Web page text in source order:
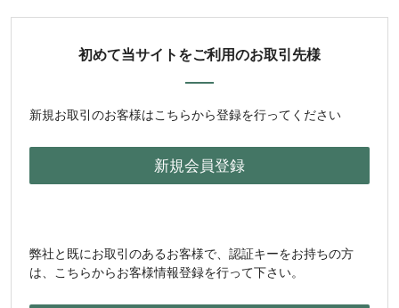
初めて当サイトをご利用のお取引先様
新規お取引のお客様はこちらから登録を行ってください
弊社と既にお取引のあるお客様で、認証キーをお持ちの方
は、こちらからお客様情報登録を行って下さい。